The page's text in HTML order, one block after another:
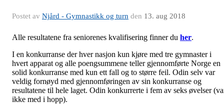
Postet av Njård - Gymnastikk og turn den 13. aug 2018
Alle resultatene fra seniorenes kvalifisering finner du her.
I en konkurranse der hver nasjon kun kjøre med tre gymnaster i
hvert apparat og alle poengsummene teller gjennomførte Norge en
solid konkurranse med kun ett fall og to større feil. Odin selv var
veldig fornøyd med gjennomføringen av sin konkurranse og
resultatene til hele laget. Odin konkurrerte i fem av seks øvelser
ikke med i hopp).